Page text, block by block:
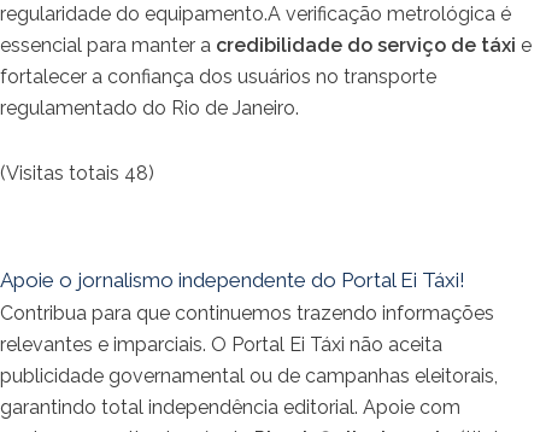
regularidade do equipamento.A verificação metrológica é
essencial para manter a credibilidade do serviço de táxi e
fortalecer a confiança dos usuários no transporte
regulamentado do Rio de Janeiro.
(Visitas totais 48)
Apoie o jornalismo independente do Portal Ei Táxi!
Contribua para que continuemos trazendo informações
relevantes e imparciais. O Portal Ei Táxi não aceita
publicidade governamental ou de campanhas eleitorais,
garantindo total independência editorial. Apoie com